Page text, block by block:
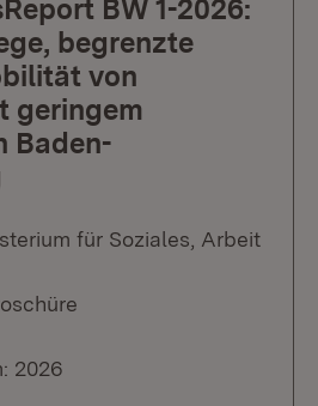
BW 1-2026:
begrenzte
von
geringem
Baden-
für Soziales, Arbeit
2026